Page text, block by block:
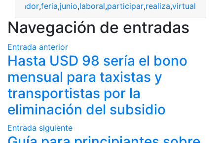
Ecuador,feria,junio,laboral,participar,realiza,virtual
Navegación de entradas
Entrada anterior
Hasta USD 98 sería el bono
mensual para taxistas y
transportistas por la
eliminación del subsidio
Entrada siguiente